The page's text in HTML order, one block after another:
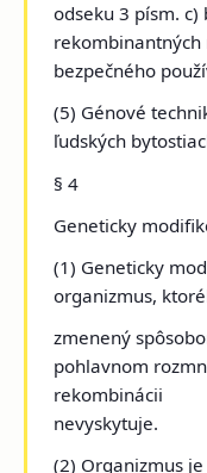
odseku 3 písm.
rekombinantných
bezpečného
(5) Génové
ľudských
§ 4
Geneticky
(1) Geneticky
organizmus,
zmenený
pohlavnom
rekombinácii
nevyskytuje.
(2) Organizmus